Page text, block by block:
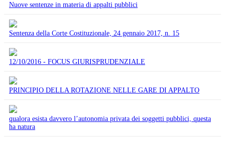
Nuove sentenze in materia di appalti pubblici
Sentenza della Corte Costituzionale, 24 gennaio 2017, n. 15
12/10/2016 - FOCUS GIURISPRUDENZIALE
PRINCIPIO DELLA ROTAZIONE NELLE GARE DI APPALTO
qualora esista davvero l’autonomia privata dei soggetti pubblici, questa
ha natura